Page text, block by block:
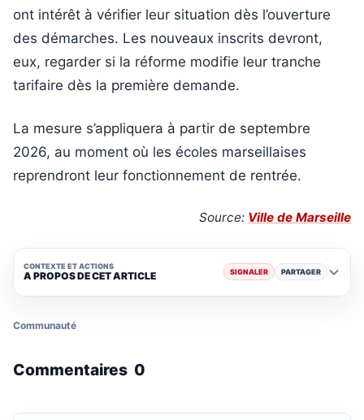
ont intérêt à vérifier leur situation dès l’ouverture
des démarches. Les nouveaux inscrits devront,
eux, regarder si la réforme modifie leur tranche
tarifaire dès la première demande.
La mesure s’appliquera à partir de septembre
2026, au moment où les écoles marseillaises
reprendront leur fonctionnement de rentrée.
Source: Ville de Marseille
CONTEXTE ET ACTIONS
A PROPOS DE CET ARTICLE SIGNALER PARTAGER
Communauté
Commentaires 0